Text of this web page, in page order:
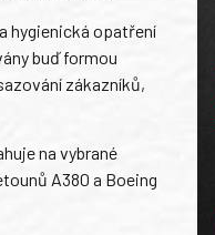
hygienická opatření
buď formou
zákazníků,
na vybrané
A380 a Boeing